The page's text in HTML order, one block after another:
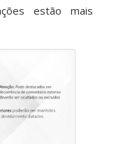
estão mais